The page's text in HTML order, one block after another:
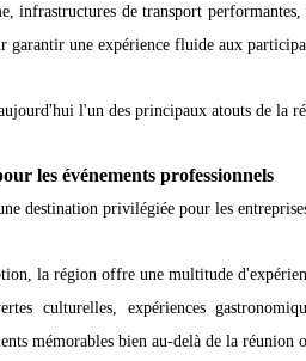
infrastructures de transport
garantir une expérience fluide aux
l'un des principaux atouts de la
les événements professionnels
destination privilégiée pour les
la région offre une multitude
culturelles, expériences
mémorables bien au-delà de la réunion